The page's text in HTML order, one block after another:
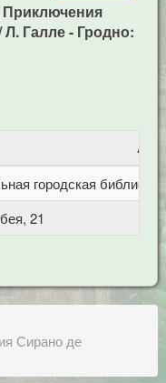
Приключения
Галле - Гродно:
городская
21
Сирано де